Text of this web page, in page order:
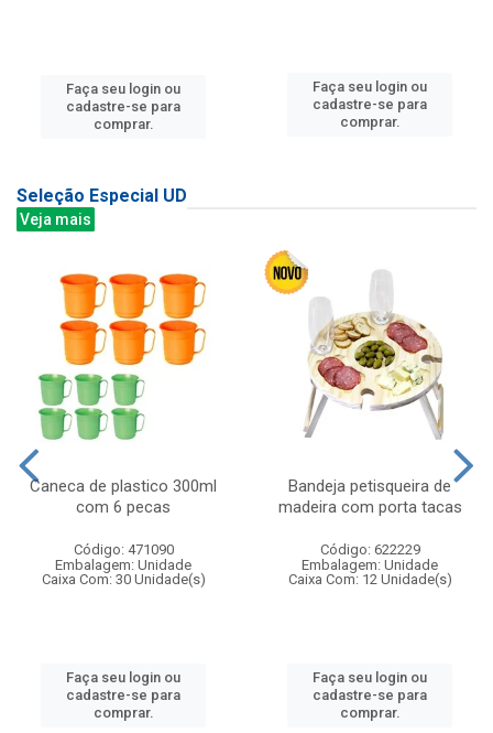
Faça seu login ou
cadastre-se para
comprar.
Faça seu login ou
cadastre-se para
comprar.
Seleção Especial UD
Veja mais
Caneca de plastico 300ml
com 6 pecas
Código: 471090
Embalagem: Unidade
Caixa Com: 30 Unidade(s)
Faça seu login ou
cadastre-se para
comprar.
Bandeja petisqueira de
madeira com porta tacas
Código: 622229
Embalagem: Unidade
Caixa Com: 12 Unidade(s)
Faça seu login ou
cadastre-se para
comprar.